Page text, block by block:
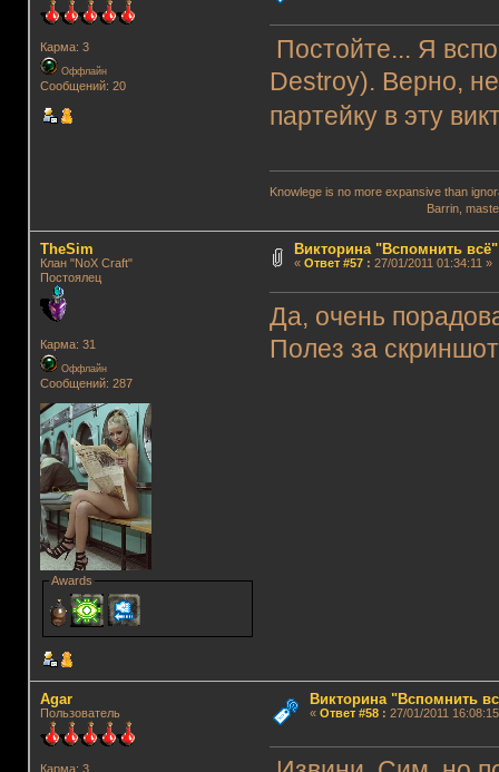
Карма: 3
Оффлайн
Сообщений: 20
Постойте... Я
Destroy). Верно,
партейку в эту
Knowlege is no more expansive than
Barrin, master
TheSim
Клан "NoX Craft"
Постоялец
Карма: 31
Оффлайн
Сообщений: 287
Awards
Викторина "Вспомнить всё"
« Ответ #57: 27/01/2011 01:34:11 »
Да, очень
Полез за
Agar
Пользователь
Карма: 3
Викторина "Вспомнить
« Ответ #58: 27/01/2011